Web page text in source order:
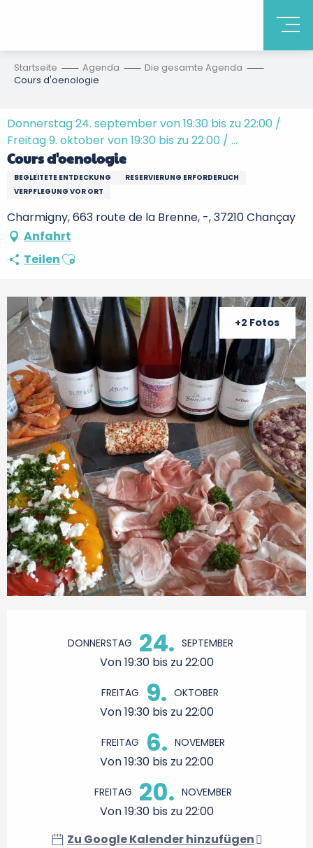
Startseite Agenda
Die gesamte Agenda
Cours d'oenologie
Donnerstag 24. september von 19:30 bis zu 22:00 /
Freitag 9. oktober von 19:30 bis zu 22:00 / ...
Cours d'oenologie
BEGLEITETE ENTDECKUNG
RESERVIERUNG ERFORDERLICH
VERPFLEGUNG VOR ORT
Charmigny, 663 route de la Brenne, -, 37210 Chançay
Anfahrt
TeilenAjouter aux favoris
+2 Fotos
DONNERSTAG 24. SEPTEMBER
Von 19:30 bis zu 22:00
FREITAG 9. OKTOBER
Von 19:30 bis zu 22:00
FREITAG 6. NOVEMBER
Von 19:30 bis zu 22:00
FREITAG 20. NOVEMBER
Von 19:30 bis zu 22:00
Zu Google Kalender hinzufügen